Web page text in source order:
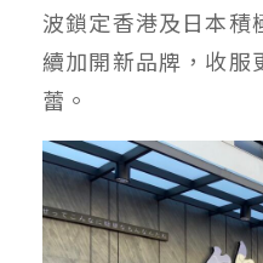
波鎖定香港及日本積
續加開新品牌，收服
蕾。